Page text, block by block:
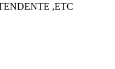
,ETC